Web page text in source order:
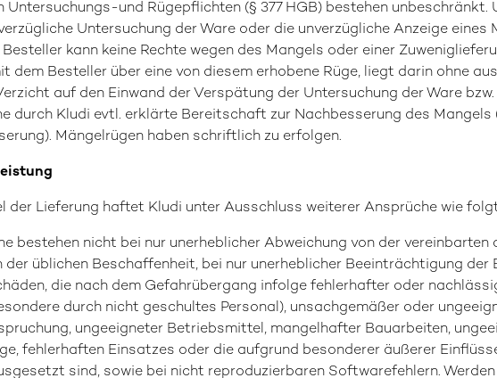
Untersuchungs-und Rügepflichten (§ 377 HGB) bestehen
Untersuchung der Ware oder die unverzügliche Anzeige eines
kann keine Rechte wegen des Mangels oder einer
dem Besteller über eine von diesem erhobene Rüge, liegt darin ohne
auf den Einwand der Verspätung der Untersuchung der Ware
durch Kludi evtl. erklärte Bereitschaft zur Nachbesserung des
Mängelrügen haben schriftlich zu erfolgen.
der Lieferung haftet Kludi unter Ausschluss weiterer Ansprüche wie
bestehen nicht bei nur unerheblicher Abweichung von der
der üblichen Beschaffenheit, bei nur unerheblicher Beeinträchtigung
die nach dem Gefahrübergang infolge fehlerhafter oder
durch nicht geschultes Personal), unsachgemäßer oder
ungeeigneter Betriebsmittel, mangelhafter Bauarbeiten,
fehlerhaften Einsatzes oder die aufgrund besonderer äußerer
sind, sowie bei nicht reproduzierbaren Softwarefehlern.